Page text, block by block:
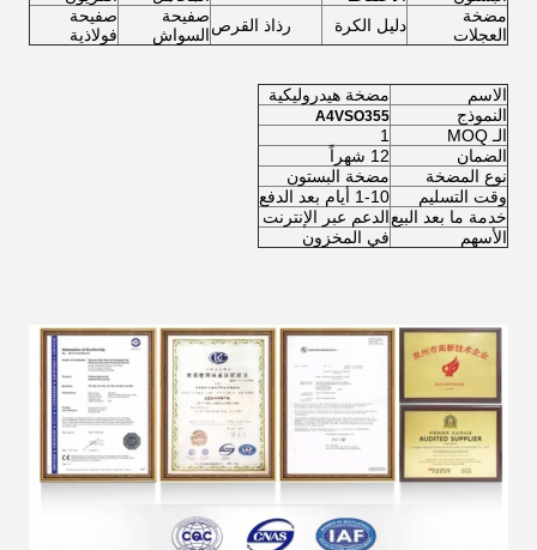
مضخة
العجلات
دليل الكرة رذاذ القرصصفيحة
السواش
صفيحة
فولاذية
الاسم
مضخة هيدروليكية
النموذج
A4VSO355
الـ MOQ
1
الضمان
12 شهراً
نوع المضخة
مضخة البستون
وقت التسليم
1-10 أيام بعد الدفع
خدمة ما بعد البيعالدعم عبر الإنترنت
الأسهم
في المخزون